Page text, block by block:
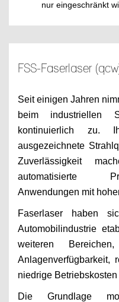
nur eingeschränkt
FSS-Faserlaser
Seit einigen Jahren
beim industriellen
kontinuierlich zu.
ausgezeichnete
Zuverlässigkeit
automatisierte
Anwendungen mit
Faserlaser haben
Automobilindustrie
weiteren
Anlagenverfügbarkeit,
niedrige
Die Grundlage